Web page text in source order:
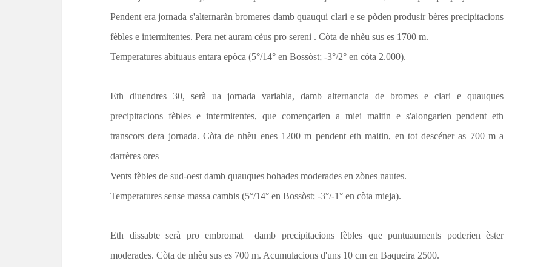
Pendent era jornada s'alternarànbromeres damb quauqui clari e se pòden produsir bères precipitacions
fèbles e intermitentes. Pera net auram cèus pro sereni . Còta de nhèu sus es 1700 m.
Temperatures abituaus entara epòca (5°/14° en Bossòst; -3°/2° en còta 2.000).
Eth diuendres 30, serà ua jornada variabla, dambalternancia de bromes e clari e quauques
precipitacions fèbles e intermitentes, que començarien a miei maitin e s'alongarien pendent eth
transcors dera jornada. Còta de nhèu enes 1200 m pendent eth maitin, en tot descéner as 700 m a
darrères ores
Vents fèbles de sud-oest damb quauques bohades moderades en zònes nautes.
Temperatures sense massa cambis (5°/14° en Bossòst; -3°/-1° en còta mieja).
Eth dissabte serà proembromat
damb precipitacions fèbles que puntuauments poderien èster
moderades. Còta de nhèu sus es 700 m. Acumulacions d'uns 10 cm en Baqueira 2500.